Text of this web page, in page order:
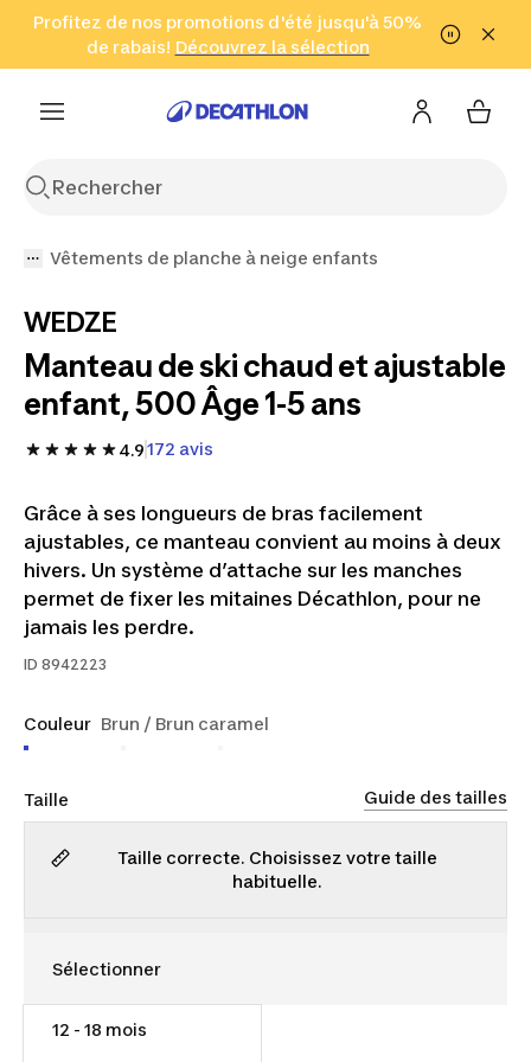
Aller à la recherche Aller au contenu Aller au pied de
Profitez de nos promotions d'été jusqu'à 50%
de rabais! Découvrez la sélection
Cliquez ici
en seulement 2 h!
(Zones sélectionnées)
Vêtements de planche à neige enfants
WEDZE
Manteau de ski chaud et ajustable
enfant, 500 Âge 1-5 ans
4.9172 avis
Grâce à ses longueurs de bras facilement
ajustables, ce manteau convient au moins à deux
hivers. Un système d’attache sur les manches
permet de fixer les mitaines Décathlon, pour ne
jamais les perdre.
ID 8942223
Couleur Brun / Brun caramel
Taille Guide des tailles
Taille correcte. Choisissez votre taille
habituelle.
12 - 18 mois